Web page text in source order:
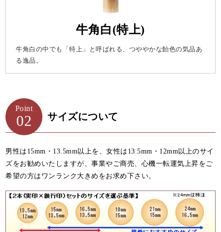
牛角白(特上)
牛角白の中でも「特上」と呼ばれる、つややかな飴色の気品あ
る逸品。
Point
02 サイズについて
男性は15mm・13.5mm以上を、女性は13.5mm・12mm以上のサイ
ズをお勧めいたしますが、事業やご商売、心機一転運気上昇をご
希望の方はワンランク大きめをお求め下さい。